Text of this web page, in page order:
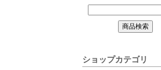
ショップカテゴリ